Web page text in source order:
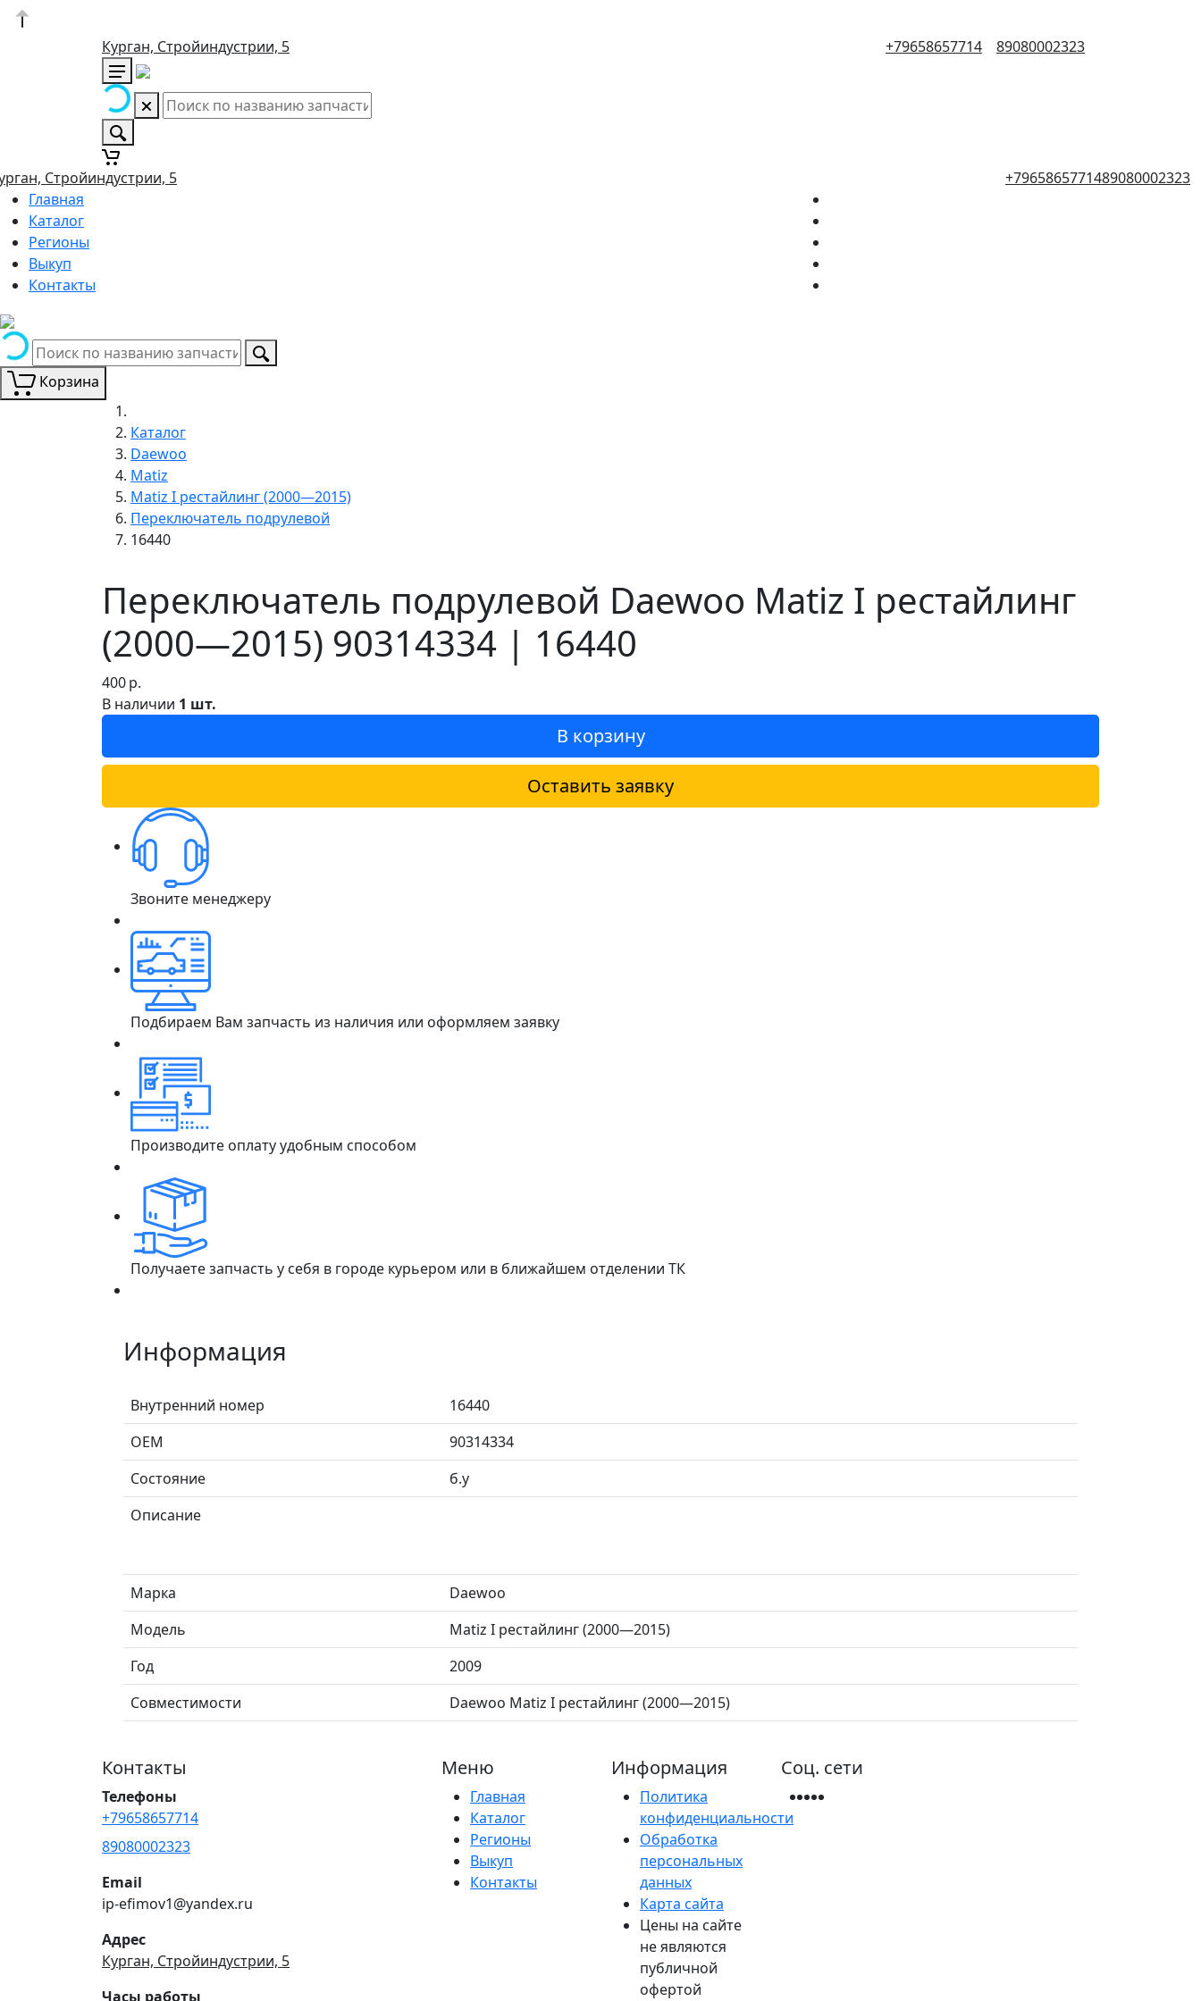
Курган, Стройиндустрии, 5 +79658657714 89080002323
Стройиндустрии, 5 +7965865771489080002323
Главная
Каталог
Регионы
Выкуп
Контакты
Корзина
Каталог
Daewoo
Matiz
Matiz I рестайлинг (2000—2015)
Переключатель подрулевой
16440
Переключатель подрулевой Daewoo Matiz I рестайлинг
(2000—2015) 90314334 | 16440
400р.
В наличии 1 шт.
В корзину
Оставить заявку
Звоните менеджеру
Подбираем Вам запчасть из наличия или оформляем заявку
Производите оплату удобным способом
Получаете запчасть у себя в городе курьером или в ближайшем отделении ТК
Информация
Внутренний номер
16440
ОЕМ
90314334
Состояние
б.у
Описание
Марка
Daewoo
Модель
Matiz I рестайлинг (2000—2015)
Год
2009
Совместимости
Daewoo Matiz I рестайлинг (2000—2015)
Контакты
Телефоны
+79658657714
89080002323
Email
ip-efimov1@yandex.ru
Адрес
Курган, Стройиндустрии, 5
Часы работы
Меню
Главная
Каталог
Регионы
Выкуп
Контакты
Информация
Политика
конфиденциальности
Обработка
персональных
данных
Карта сайта
Цены на сайте
не являются
публичной
офертой
Соц. сети